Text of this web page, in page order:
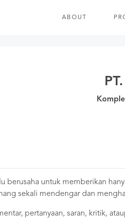
ABOUT
berusaha untuk memberikan
sekali mendengar dan
pertanyaan, saran, kritik,